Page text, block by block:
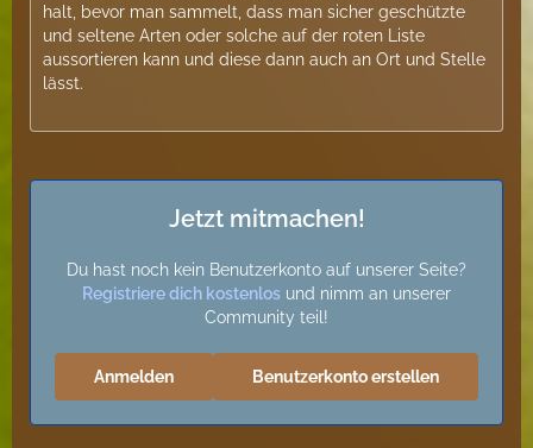
halt, bevor man sammelt, dass man sicher geschützte
und seltene Arten oder solche auf der roten Liste
aussortieren kann und diese dann auch an Ort und Stelle
lässt.
Jetzt mitmachen!
Du hast noch kein Benutzerkonto auf unserer Seite?
Registriere dich kostenlos und nimm an unserer
Community teil!
Benutzerkonto erstellen
Anmelden